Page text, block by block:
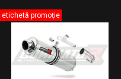
etichetă promoție